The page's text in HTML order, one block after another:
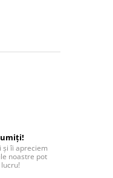
și îi apreciem
noastre pot